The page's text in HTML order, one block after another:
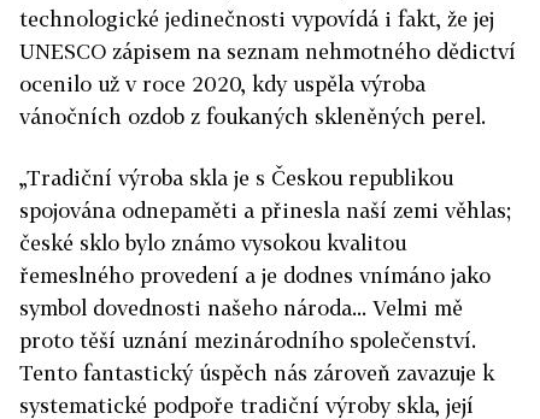
technologické jedinečnosti vypovídá i fakt, že jej
UNESCO zápisem na seznam nehmotného dědictví
ocenilo už v roce 2020, kdy uspěla výroba
vánočních ozdob z foukaných skleněných perel.
„Tradiční výroba skla je s Českou republikou
spojována odnepaměti a přinesla naší zemi věhlas;
české sklo bylo známo vysokou kvalitou
řemeslného provedení a je dodnes vnímáno jako
symbol dovednosti našeho národa... Velmi mě
proto těší uznání mezinárodního společenství.
Tento fantastický úspěch nás zároveň zavazuje k
systematické podpoře tradiční výroby skla, její